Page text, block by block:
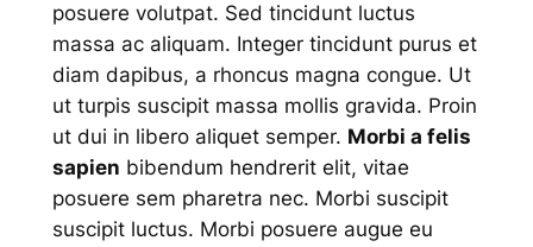
posuere volutpat. Sed tincidunt luctus
massa ac aliquam. Integer tincidunt purus et
diam dapibus, a rhoncus magna congue. Ut
ut turpis suscipit massa mollis gravida. Proin
ut dui in libero aliquet semper. Morbi a felis
sapien bibendum hendrerit elit, vitae
posuere sem pharetra nec. Morbi suscipit
suscipit luctus. Morbi posuere augue eu